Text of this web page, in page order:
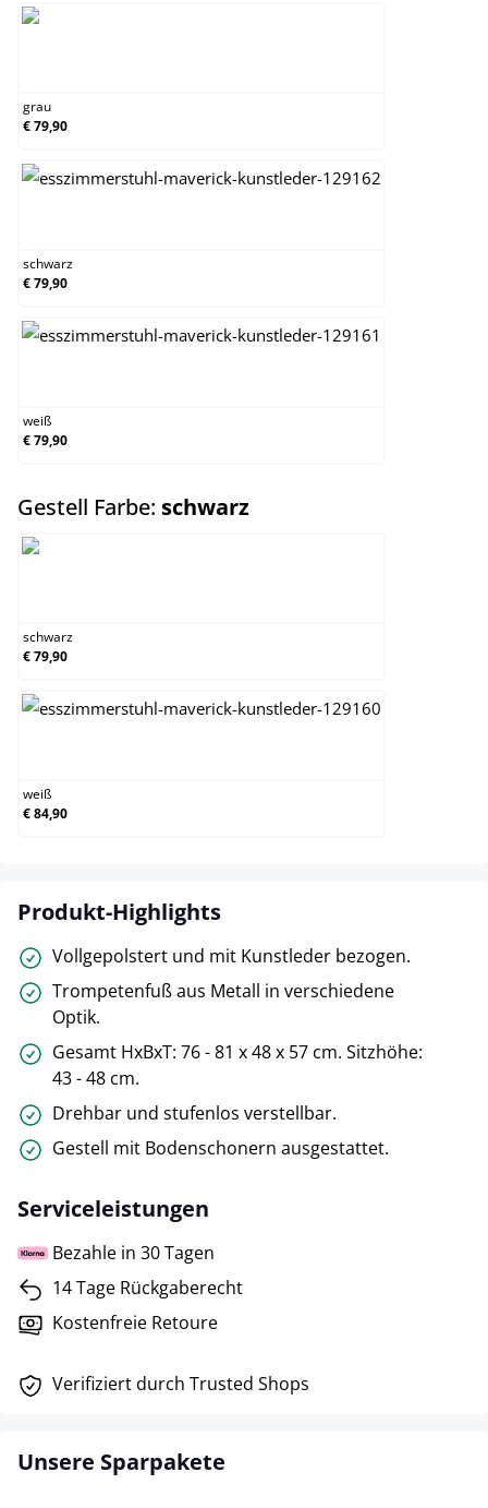
grau
€ 79,90
schwarz
€ 79,90
weiß
€ 79,90
Gestell Farbe: schwarzauswählen
schwarz
€ 79,90
weiß
€ 84,90
Produkt-Highlights
Vollgepolstert und mit Kunstleder bezogen.
Trompetenfuß aus Metall in verschiedene
Optik.
Gesamt HxBxT: 76 - 81 x 48 x 57 cm. Sitzhöhe:
43 - 48 cm.
Drehbar und stufenlos verstellbar.
Gestell mit Bodenschonern ausgestattet.
Serviceleistungen
Bezahle in 30 Tagen
14 Tage Rückgaberecht
Kostenfreie Retoure
Verifiziert durch Trusted Shops
Unsere Sparpakete